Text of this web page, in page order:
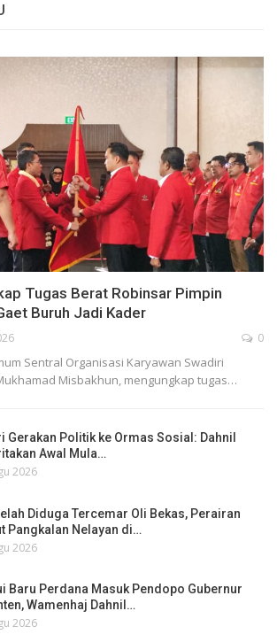
Tugas Berat Robinsar Pimpin
Buruh Jadi Kader
0
Sentral Organisasi Karyawan Swadiri
Misbakhun, mengungkap tugas…
Gerakan Politik ke Ormas Sosial: Dahnil
Awal Mula…
2026
Diduga Tercemar Oli Bekas, Perairan
Pangkalan Nelayan di…
2026
Baru Perdana Masuk Pendopo Gubernur
Wamenhaj Dahnil…
2026